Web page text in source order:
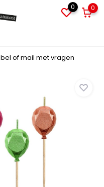
0 0
bel of mail met vragen